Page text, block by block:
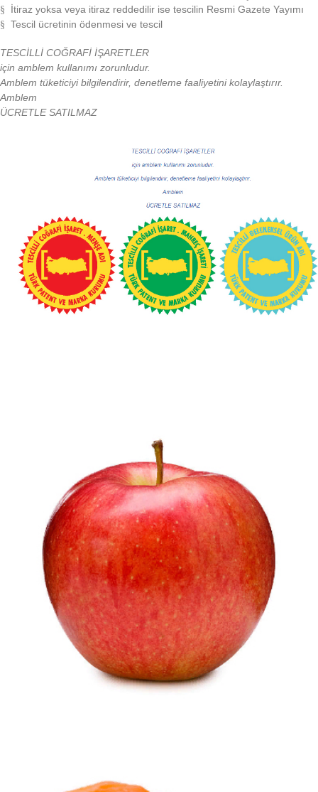
§ İtiraz yoksa veya itiraz reddedilir ise tescilin Resmi Gazete Yayımı
§ Tescil ücretinin ödenmesi ve tescil
TESCİLLİ COĞRAFİ İŞARETLER
için amblem kullanımı zorunludur.
Amblem tüketiciyi bilgilendirir, denetleme faaliyetini kolaylaştırır.
Amblem
ÜCRETLE SATILMAZ